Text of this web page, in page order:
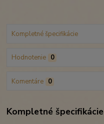
Kompletné špecifikácie
Hodnotenie 0
Komentáre 0
Kompletné špecifikácie